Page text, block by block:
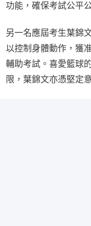
功能，確保考試公平
另一名應屆考生葉錦
以控制身體動作，獲
輔助考試。喜愛籃球
限，葉錦文亦憑堅定